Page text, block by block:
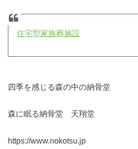
住宅型家族葬施設
四季を感じる森の中の納骨堂
森に眠る納骨堂 天翔堂
https://www.nokotsu.jp